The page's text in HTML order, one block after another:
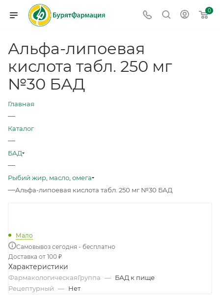
0
Альфа-липоевая
кислота табл. 250 мг
№30 БАД
Главная
—
Каталог
—
БАД
—
Рыбий жир, масло, омега
—Альфа-липоевая кислота табл. 250 мг №30 БАД
Мало
Самовывоз сегодня - бесплатно
Доставка от 100 ₽
Характеристики
ФармакологическаяГруппа — БАД к пище
Рецептурный — Нет